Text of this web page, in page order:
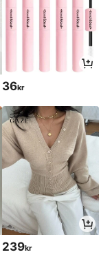
36kr
239kr